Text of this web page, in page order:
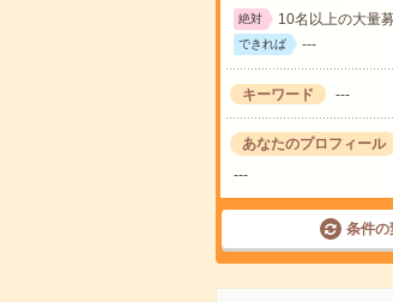
絶対 10名以上の大量
できれば ---
キーワード ---
あなたのプロフィール
---
条件の